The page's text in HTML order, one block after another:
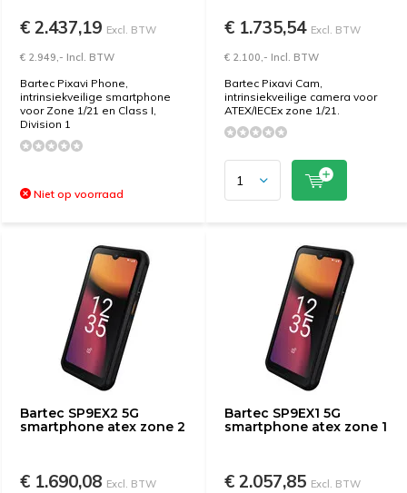
€ 2.437,19 Excl. BTW
€ 2.949,- Incl. BTW
Bartec Pixavi Phone,
intrinsiekveilige smartphone
voor Zone 1/21 en Class I,
Division 1
Niet op voorraad
€ 1.735,54 Excl. BTW
€ 2.100,- Incl. BTW
Bartec Pixavi Cam,
intrinsiekveilige camera voor
ATEX/IECEx zone 1/21.
Bartec SP9EX2 5G
smartphone atex zone 2
€ 1.690,08 Excl. BTW
Bartec SP9EX1 5G
smartphone atex zone 1
€ 2.057,85 Excl. BTW